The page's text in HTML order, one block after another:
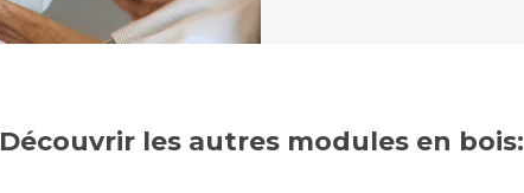
Découvrir les autres modules en bois: